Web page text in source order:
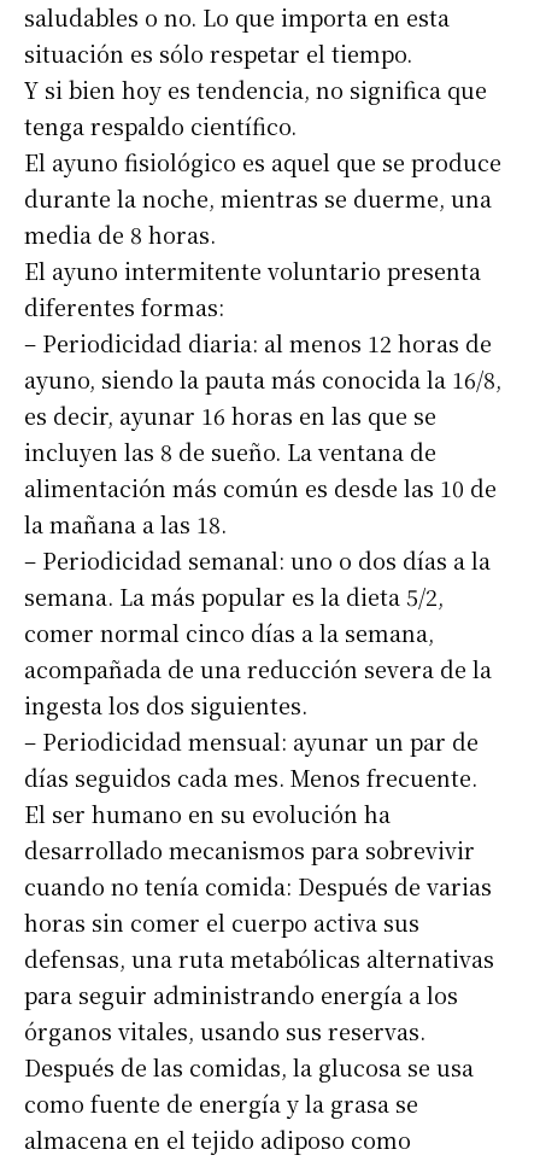
saludables o no. Lo que importa en esta
situación es sólo respetar el tiempo.
Y si bien hoy es tendencia, no significa que
tenga respaldo científico.
El ayuno fisiológico es aquel que se produce
durante la noche, mientras se duerme, una
media de 8 horas.
El ayuno intermitente voluntario presenta
diferentes formas:
– Periodicidad diaria: al menos 12 horas de
ayuno, siendo la pauta más conocida la 16/8,
es decir, ayunar 16 horas en las que se
incluyen las 8 de sueño. La ventana de
alimentación más común es desde las 10 de
la mañana a las 18.
– Periodicidad semanal: uno o dos días a la
semana. La más popular es la dieta 5/2,
comer normal cinco días a la semana,
acompañada de una reducción severa de la
ingesta los dos siguientes.
– Periodicidad mensual: ayunar un par de
días seguidos cada mes. Menos frecuente.
El ser humano en su evolución ha
desarrollado mecanismos para sobrevivir
cuando no tenía comida: Después de varias
horas sin comer el cuerpo activa sus
defensas, una ruta metabólicas alternativas
para seguir administrando energía a los
órganos vitales, usando sus reservas.
Después de las comidas, la glucosa se usa
como fuente de energía y la grasa se
almacena en el tejido adiposo como